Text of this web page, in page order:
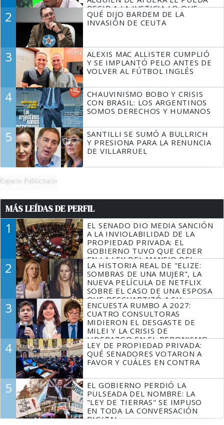
DECIR A LA JUSTICIA LO QUE
TIENE QUE HACER"
2
QUÉ DIJO BARDEM DE LA
INVASIÓN DE CEUTA
3
ALEXIS MAC ALLISTER CUMPLIÓ
Y SE IMPLANTÓ PELO ANTES DE
VOLVER AL FÚTBOL INGLÉS
4
CHAUVINISMO BOBO Y CRISIS
CON BRASIL: LOS ARGENTINOS
SOMOS DERECHOS Y HUMANOS
5
SANTILLI SE SUMÓ A BULLRICH
Y PRESIONA PARA LA RENUNCIA
DE VILLARRUEL
Espacio Publicitario
MÁS LEÍDAS DE PERFIL
1
EL SENADO DIO MEDIA SANCIÓN
A LA INVIOLABILIDAD DE LA
PROPIEDAD PRIVADA: EL
GOBIERNO TUVO QUE CEDER
EN LA LEY DEL MANEJO DEL
FUEGO
2
LA HISTORIA REAL DE "ELIZE:
SOMBRAS DE UNA MUJER", LA
NUEVA PELÍCULA DE NETFLIX
SOBRE EL CASO DE UNA ESPOSA
QUE DESCUARTIZÓ A SU
MARIDO
3
ENCUESTA RUMBO A 2027:
CUATRO CONSULTORAS
MIDIERON EL DESGASTE DE
MILEI Y LA CRISIS DE
LIDERAZGO EN EL PERONISMO
4
LEY DE PROPIEDAD PRIVADA:
QUÉ SENADORES VOTARON A
FAVOR Y CUÁLES EN CONTRA
5
EL GOBIERNO PERDIÓ LA
PULSEADA DEL NOMBRE: LA
"LEY DE TIERRAS" SE IMPUSO
EN TODA LA CONVERSACIÓN
DIGITAL